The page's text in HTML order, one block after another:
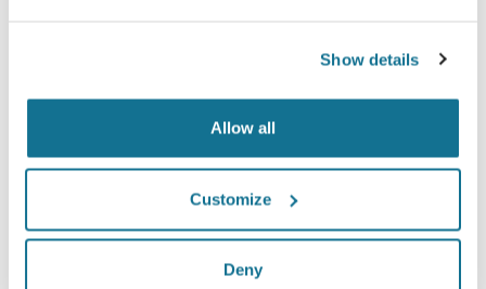
Show details
Allow all
Customize
Deny
Увидьте "новую себя" в 3D прямо сейчас!
Просто и безопасно